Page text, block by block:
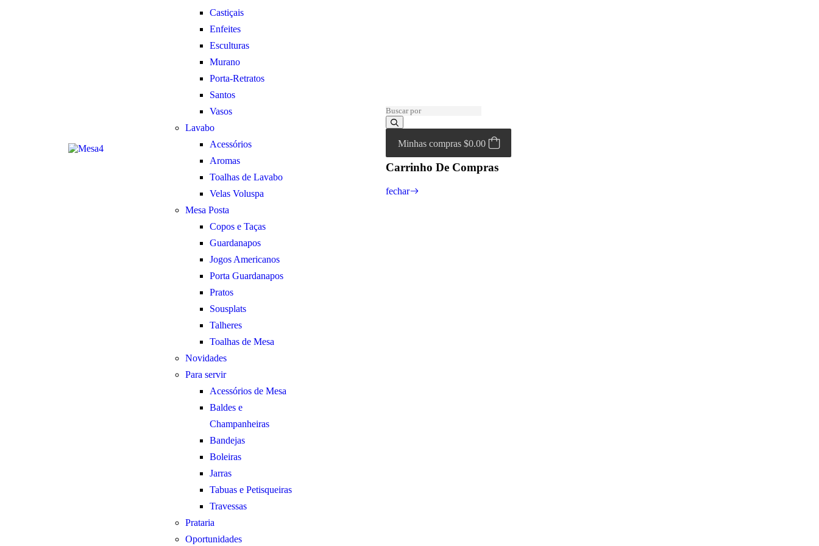
Castiçais
Enfeites
Esculturas
Murano
Porta-Retratos
Santos
Vasos
Lavabo
Acessórios
Aromas
Toalhas de Lavabo
Velas Voluspa
Mesa Posta
Copos e Taças
Guardanapos
Jogos Americanos
Porta Guardanapos
Pratos
Sousplats
Talheres
Toalhas de Mesa
Novidades
Para servir
Acessórios de Mesa
Baldes e
Champanheiras
Bandejas
Boleiras
Jarras
Tabuas e Petisqueiras
Travessas
Prataria
Oportunidades
Minhas compras $0.00
Carrinho De Compras
fechar